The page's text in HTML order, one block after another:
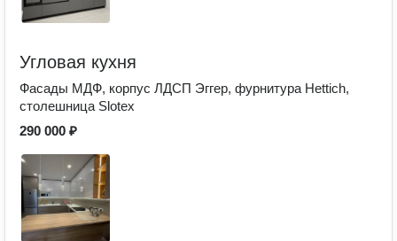
Угловая кухня
Фасады МДФ, корпус ЛДСП Эггер, фурнитура Hettich,
столешница Slotex
290 000 ₽